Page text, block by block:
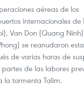
aéreas de los
internacionales de
Van Don (Quang
se reanudaron
de varias horas de
de las labores
la tormenta Talim.